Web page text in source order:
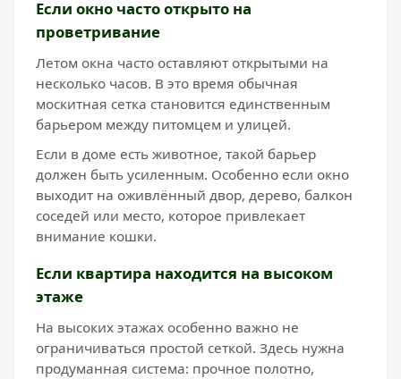
Если окно часто открыто на
проветривание
Летом окна часто оставляют открытыми на
несколько часов. В это время обычная
москитная сетка становится единственным
барьером между питомцем и улицей.
Если в доме есть животное, такой барьер
должен быть усиленным. Особенно если окно
выходит на оживлённый двор, дерево, балкон
соседей или место, которое привлекает
внимание кошки.
Если квартира находится на высоком
этаже
На высоких этажах особенно важно не
ограничиваться простой сеткой. Здесь нужна
продуманная система: прочное полотно,